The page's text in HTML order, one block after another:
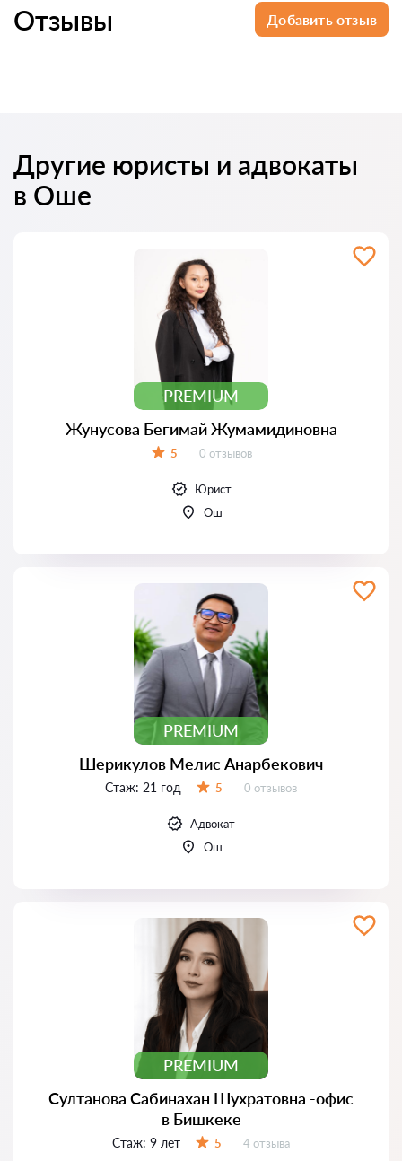
Отзывы Добавить отзыв
Другие юристы и адвокаты
в Оше
PREMIUM
Жунусова Бегимай Жумамидиновна
5 Отзывов:
0 отзывов
Юрист
Ош
PREMIUM
Шерикулов Мелис Анарбекович
Стаж: 21 год 5 Отзывов:
0 отзывов
Адвокат
Ош
PREMIUM
Султанова Сабинахан Шухратовна -офис
в Бишкеке
Стаж: 9 лет 5 Отзывов:
4 отзыва